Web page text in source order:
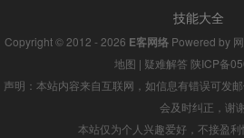
技能大全
Copyright © 2012 - 2026 E客网络 Powered by
地图 | 疑难解答 陕ICP备
声明：本站内容来自互联网，如信息有错误可发
会及时纠正，谢
本站仅为个人兴趣爱好，不接盈